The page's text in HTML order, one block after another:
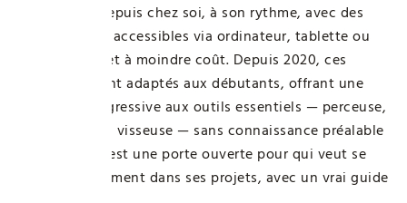
on apprend depuis chez soi, à son rythme, avec des
vidéos claires accessibles via ordinateur, tablette ou
smartphone, et à moindre coût. Depuis 2020, ces
formats se sont adaptés aux débutants, offrant une
initiation progressive aux outils essentiels — perceuse,
scie sauteuse, visseuse — sans connaissance préalable
nécessaire. C’est une porte ouverte pour qui veut se
lancer sereinement dans ses projets, avec un vrai guide